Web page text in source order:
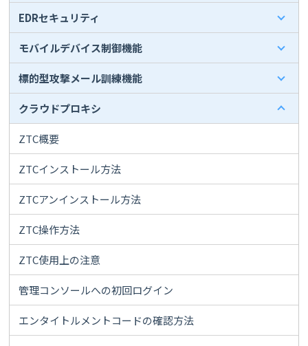
EDRセキュリティ
モバイルデバイス制御機能
標的型攻撃メール訓練機能
クラウドプロキシ
ZTC概要
ZTCインストール方法
ZTCアンインストール方法
ZTC操作方法
ZTC使用上の注意
管理コンソールへの初回ログイン
エンタイトルメントコードの確認方法